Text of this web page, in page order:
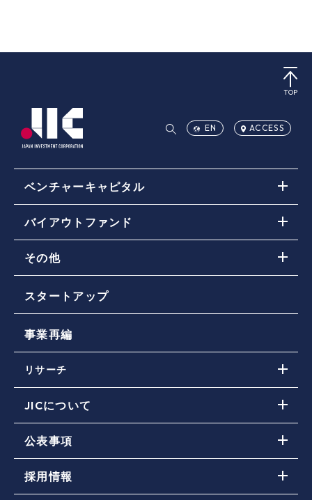
TOP
EN ACCESS
ベンチャーキャピタル
ベンチャーキャピタル(VC)投資戦略
JICの投資活動（ファンドに対する投資）に関す
るお問い合わせ
バイアウトファンド
バイアウトファンド投資戦略
その他
取り組み・投資先ファンド一覧
スタートアップ
事業再編
リサーチ
DE&Iの推進
ニュース
JICについて
JICのミッション
コーポレートガバナンス
ESG
公表事項
事業報告 / 公開情報（JIC電子公告含む）
採用情報